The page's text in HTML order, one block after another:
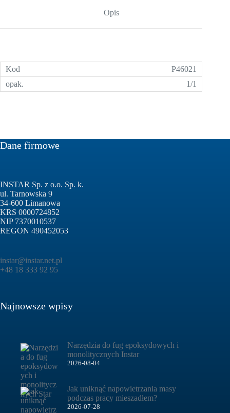
Opis
P46021
1/1
Dane firmowe
INSTAR Sp. z o.o. Sp. k.
ul. Tarnowska 9
34-600 Limanowa
KRS 0000724852
NIP 7370010537
REGON 490452053
instar@instar.net.pl
+48 18 333 92 95
Najnowsze wpisy
Narzędzia do fug epoksydowych i
monolitycznych Instar
2026-08-04
Jak uniknąć napowietrzania masy
podczas pracy mieszadłem?
2026-07-28